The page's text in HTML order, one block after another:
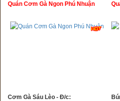
Quán Cơm Gà Ngon Phú Nhuận
Cơm Gà Sáu Lèo - Đ/c: